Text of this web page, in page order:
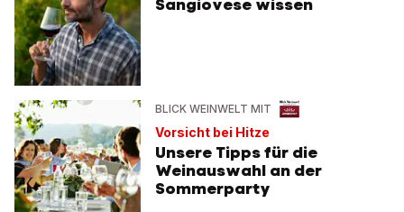
Sangiovese wissen
BLICK WEINWELT MIT
Vorsicht bei Hitze
Unsere Tipps für die
Weinauswahl an der
Sommerparty